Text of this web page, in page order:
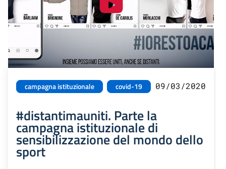
campagna istituzionale covid-19 09/03/2020
#distantimauniti. Parte la
campagna istituzionale di
sensibilizzazione del mondo dello
sport